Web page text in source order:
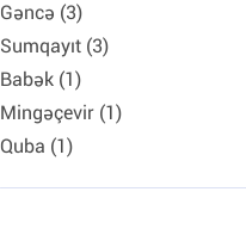
Gəncə (3)
Sumqayıt (3)
Babək (1)
Mingəçevir (1)
Quba (1)